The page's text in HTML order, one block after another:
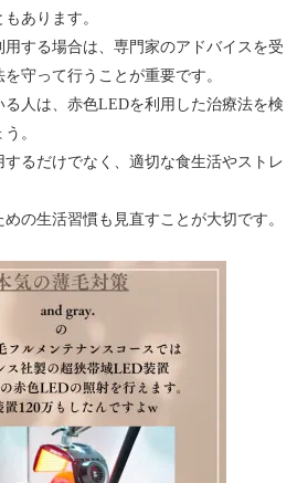
あります。
する場合は、専門家のアドバイスを受
守って行うことが重要です。
人は、赤色LEDを利用した治療法を検
。
るだけでなく、適切な食生活やストレ
の生活習慣も見直すことが大切です。